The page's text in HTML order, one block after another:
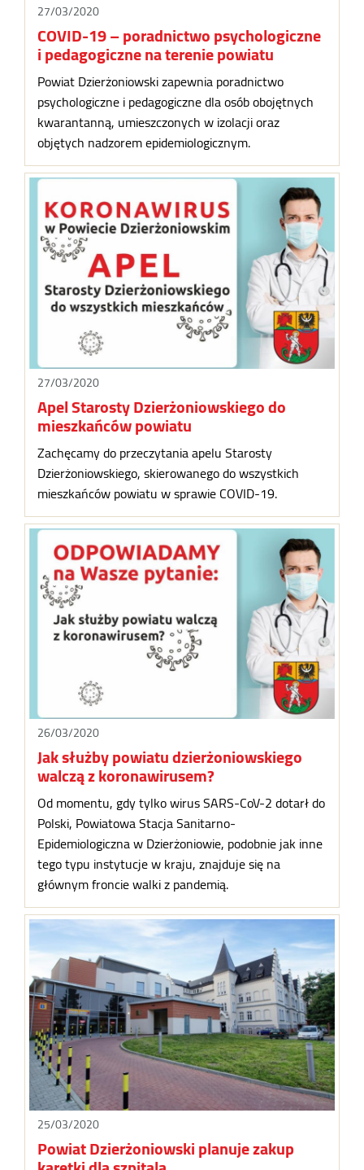
27/03/2020
COVID-19 – poradnictwo psychologiczne
i pedagogiczne na terenie powiatu
Powiat Dzierżoniowski zapewnia poradnictwo
psychologiczne i pedagogiczne dla osób obojętnych
kwarantanną, umieszczonych w izolacji oraz
objętych nadzorem epidemiologicznym.
27/03/2020
Apel Starosty Dzierżoniowskiego do
mieszkańców powiatu
Zachęcamy do przeczytania apelu Starosty
Dzierżoniowskiego, skierowanego do wszystkich
mieszkańców powiatu w sprawie COVID-19.
26/03/2020
Jak służby powiatu dzierżoniowskiego
walczą z koronawirusem?
Od momentu, gdy tylko wirus SARS-CoV-2 dotarł do
Polski, Powiatowa Stacja Sanitarno-
Epidemiologiczna w Dzierżoniowie, podobnie jak inne
tego typu instytucje w kraju, znajduje się na
głównym froncie walki z pandemią.
25/03/2020
Powiat Dzierżoniowski planuje zakup